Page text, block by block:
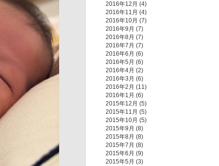
2016年12月 (4)
2016年11月 (4)
2016年10月 (7)
2016年9月 (7)
2016年8月 (7)
2016年7月 (7)
2016年6月 (6)
2016年5月 (6)
2016年4月 (2)
2016年3月 (6)
2016年2月 (11)
2016年1月 (6)
2015年12月 (5)
2015年11月 (5)
2015年10月 (5)
2015年9月 (8)
2015年8月 (8)
2015年7月 (8)
2015年6月 (9)
2015年5月 (3)